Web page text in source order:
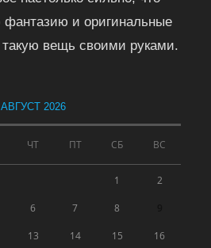
фантазию и оригинальные
вещь своими руками.
АВГУСТ 2026
ЧТ ПТ СБ ВС
1 2
6 7 8
13 14 15 16